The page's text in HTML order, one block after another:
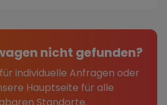
nicht gefunden?
individuelle Anfragen oder
Hauptseite für alle
Standorte.